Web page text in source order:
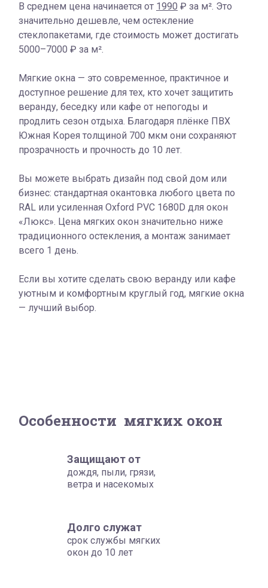
В среднем цена начинается от 1990 ₽ за м². Это
значительно дешевле, чем остекление
стеклопакетами, где стоимость может достигать
5000–7000 ₽ за м².
Мягкие окна — это современное, практичное и
доступное решение для тех, кто хочет защитить
веранду, беседку или кафе от непогоды и
продлить сезон отдыха. Благодаря плёнке ПВХ
Южная Корея толщиной 700 мкм они сохраняют
прозрачность и прочность до 10 лет.
Вы можете выбрать дизайн под свой дом или
бизнес: стандартная окантовка любого цвета по
RAL или усиленная Oxford PVC 1680D для окон
«Люкс». Цена мягких окон значительно ниже
традиционного остекления, а монтаж занимает
всего 1 день.
Если вы хотите сделать свою веранду или кафе
уютным и комфортным круглый год, мягкие окна
— лучший выбор.
Особенности мягких окон
Защищают от
дождя, пыли, грязи,
ветра и насекомых
Долго служат
срок службы мягких
окон до 10 лет